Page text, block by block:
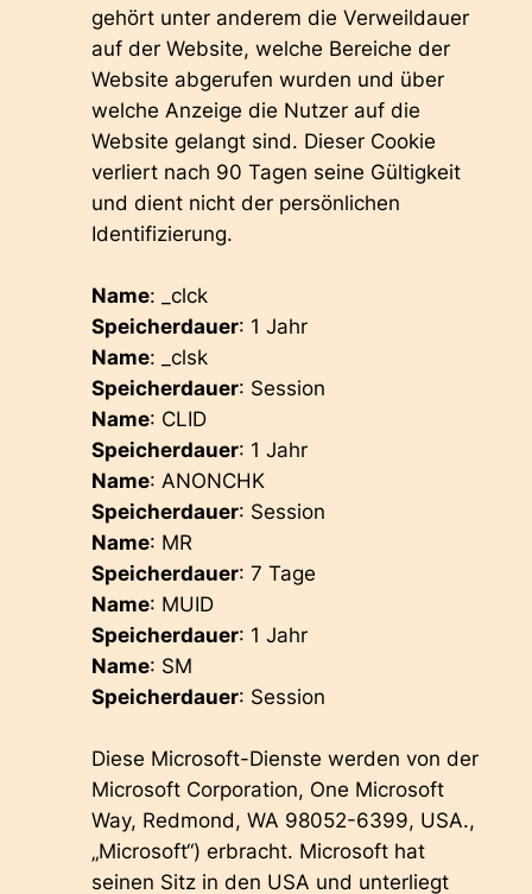
gehört unter anderem die Verweildauer
auf der Website, welche Bereiche der
Website abgerufen wurden und über
welche Anzeige die Nutzer auf die
Website gelangt sind. Dieser Cookie
verliert nach 90 Tagen seine Gültigkeit
und dient nicht der persönlichen
Identifizierung.
Name: _clck
Speicherdauer: 1 Jahr
Name: _clsk
Speicherdauer: Session
Name: CLID
Speicherdauer: 1 Jahr
Name: ANONCHK
Speicherdauer: Session
Name: MR
Speicherdauer: 7 Tage
Name: MUID
Speicherdauer: 1 Jahr
Name: SM
Speicherdauer: Session
Diese Microsoft-Dienste werden von der
Microsoft Corporation, One Microsoft
Way, Redmond, WA 98052-6399, USA.,
„Microsoft“) erbracht. Microsoft hat
seinen Sitz in den USA und unterliegt